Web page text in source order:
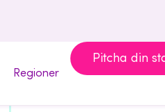
Regioner
Pitcha din